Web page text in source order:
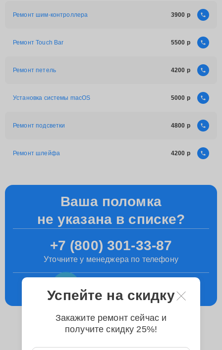
Ремонт шим-контроллера 3900
Ремонт Touch Bar 5500
Ремонт петель 4200
Установка системы macOS 5000
Ремонт подсветки 4800
Ремонт шлейфа 4200
Ваша поломка
не указана в списке?
+7 (800) 301-33-87
Уточните у менеджера по телефону
Успейте на скидку
Закажите ремонт сейчас и
получите скидку 25%!